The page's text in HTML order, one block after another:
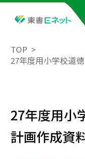
TOP
27年度用小学校道
27年度用
計画作成資